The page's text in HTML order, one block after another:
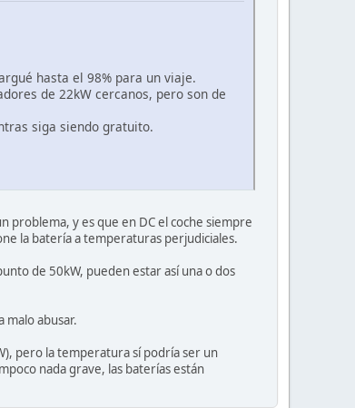
hasta el 98% para un viaje.
de 22kW cercanos, pero son de
siga siendo gratuito.
problema, y es que en DC el coche siempre
la batería a temperaturas perjudiciales.
de 50kW, pueden estar así una o dos
malo abusar.
pero la temperatura sí podría ser un
nada grave, las baterías están